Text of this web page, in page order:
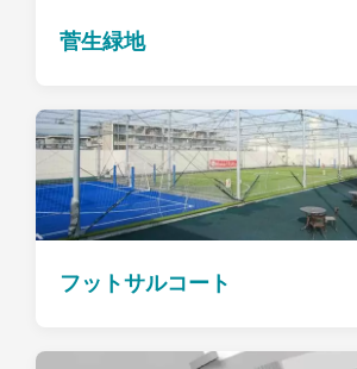
菅生緑地
フットサルコート